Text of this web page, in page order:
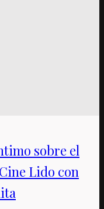
sobre el
Lido con